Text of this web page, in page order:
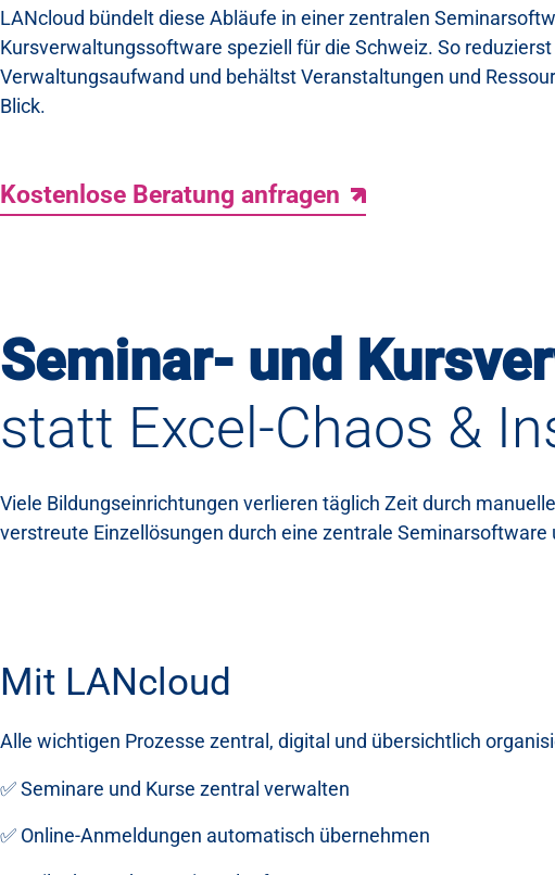
LANcloud bündelt diese Abläufe in einer zentralen
Kursverwaltungssoftware speziell für die Schweiz. So reduzierst
Verwaltungsaufwand und behältst Veranstaltungen und
Blick.
Kostenlose Beratung anfragen
Seminar- und
statt Excel-Chaos &
Viele Bildungseinrichtungen verlieren täglich Zeit durch
verstreute Einzellösungen durch eine zentrale
Mit LANcloud
Alle wichtigen Prozesse zentral, digital und übersichtlich
✅ Seminare und Kurse zentral verwalten
✅ Online-Anmeldungen automatisch übernehmen